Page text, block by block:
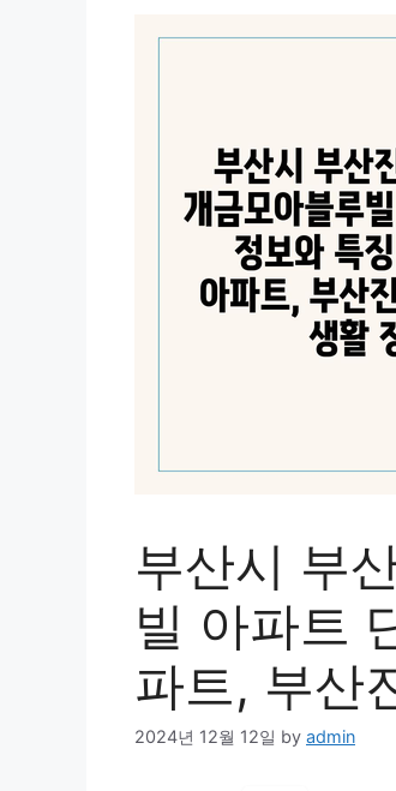
부산시 부
빌 아파트
파트, 부산
2024년 12월 12일 by admin